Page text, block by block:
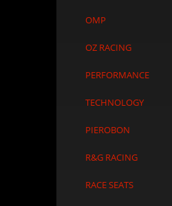
OMP
OZ RACING
PERFORMANCE
TECHNOLOGY
PIEROBON
R&G RACING
RACE SEATS